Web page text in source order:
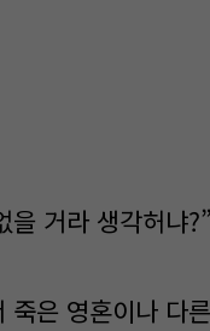
을 거라 생각허냐?”
죽은 영혼이나 다